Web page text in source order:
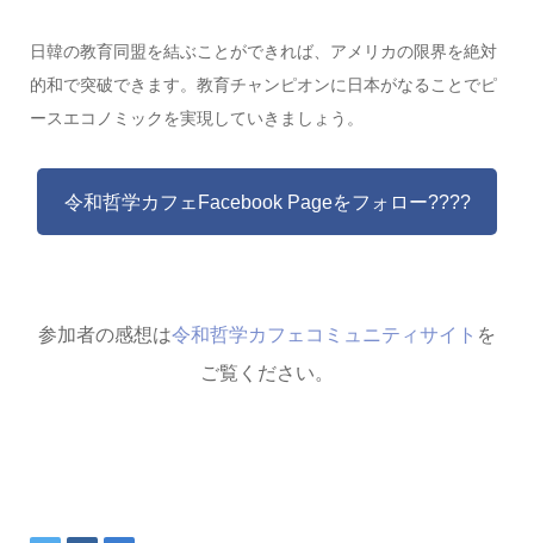
日韓の教育同盟を結ぶことができれば、アメリカの限界を絶対
的和で突破できます。教育チャンピオンに日本がなることでピ
ースエコノミックを実現していきましょう。
令和哲学カフェFacebook Pageをフォロー????
参加者の感想は令和哲学カフェコミュニティサイト を
ご覧ください。